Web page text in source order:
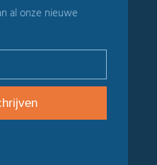
al onze nieuwe